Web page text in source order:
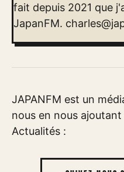
fait depuis 2021 que
JapanFM.
JAPANFM est un
nous en nous
Actualités :